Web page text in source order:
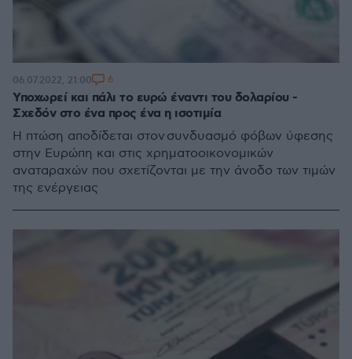
Υποχωρεί και πάλι το ευρώ έναντι του δολαρίου -
Σχεδόν στο ένα προς ένα η ισοτιμία
Η πτώση αποδίδεται στον συνδυασμό φόβων ύφεσης
στην Ευρώπη και στις χρηματοοικονομικών
αναταραχών που σχετίζονται με την άνοδο των τιμών
της ενέργειας
06.07.2022, 21:00 6